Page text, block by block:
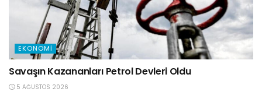
EKONOMI
Savaşın Kazananları Petrol Devleri Oldu
5 AĞUSTOS 2026